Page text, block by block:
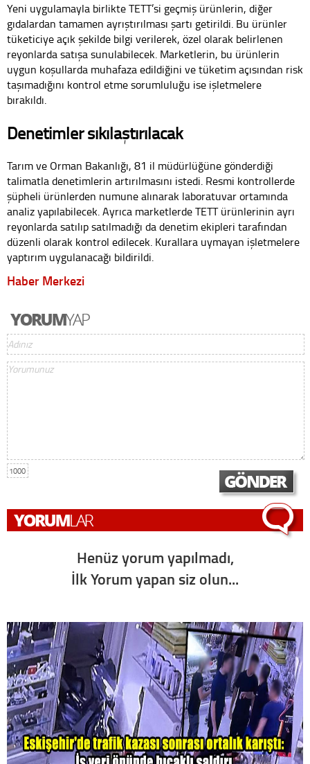
Yeni uygulamayla birlikte TETT’si geçmiş ürünlerin, diğer
gıdalardan tamamen ayrıştırılması şartı getirildi. Bu ürünler
tüketiciye açık şekilde bilgi verilerek, özel olarak belirlenen
reyonlarda satışa sunulabilecek. Marketlerin, bu ürünlerin
uygun koşullarda muhafaza edildiğini ve tüketim açısından risk
taşımadığını kontrol etme sorumluluğu ise işletmelere
bırakıldı.
Denetimler sıkılaştırılacak
Tarım ve Orman Bakanlığı, 81 il müdürlüğüne gönderdiği
talimatla denetimlerin artırılmasını istedi. Resmi kontrollerde
şüpheli ürünlerden numune alınarak laboratuvar ortamında
analiz yapılabilecek. Ayrıca marketlerde TETT ürünlerinin ayrı
reyonlarda satılıp satılmadığı da denetim ekipleri tarafından
düzenli olarak kontrol edilecek. Kurallara uymayan işletmelere
yaptırım uygulanacağı bildirildi.
Haber Merkezi
1000
Henüz yorum yapılmadı,
İlk Yorum yapan siz olun...